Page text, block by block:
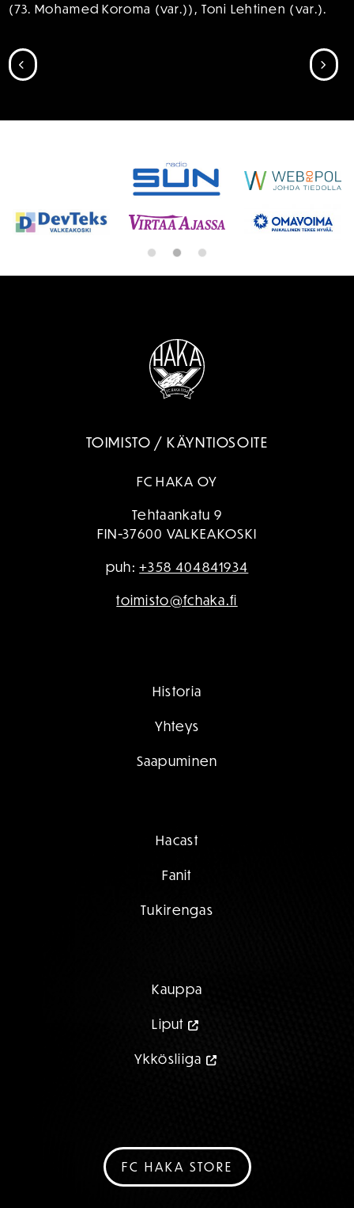
(73. Mohamed Koroma (var.)), Toni Lehtinen (var.).
SIIRRY EDELLISEEN
TOIMISTO / KÄYNTIOSOITE
FC HAKA OY
Tehtaankatu 9
FIN-37600 VALKEAKOSKI
puh:+358 404841934
toimisto@fchaka.fi
Historia
Yhteys
Saapuminen
Hacast
Fanit
Tukirengas
Kauppa
Liput
Ykkösliiga
FC HAKA STORE